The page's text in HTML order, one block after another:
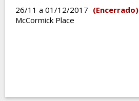
26/11 a 01/12/2017 (Encerrado)
McCormick Place